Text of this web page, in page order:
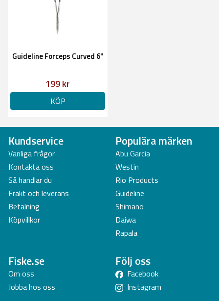
Guideline Forceps Curved 6"
199 kr
KÖP
Kundservice
Vanliga frågor
Kontakta oss
Så handlar du
Frakt och leverans
Betalning
Köpvillkor
Populära märken
Abu Garcia
Westin
Rio Products
Guideline
Shimano
Daiwa
Rapala
Fiske.se
Om oss
Jobba hos oss
Följ oss
Facebook
Instagram